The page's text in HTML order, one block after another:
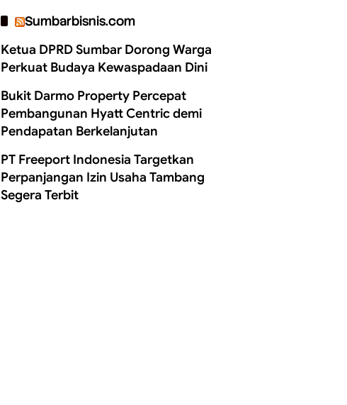
Sumbarbisnis.com
Ketua DPRD Sumbar Dorong Warga
Perkuat Budaya Kewaspadaan Dini
Bukit Darmo Property Percepat
Pembangunan Hyatt Centric demi
Pendapatan Berkelanjutan
PT Freeport Indonesia Targetkan
Perpanjangan Izin Usaha Tambang
Segera Terbit